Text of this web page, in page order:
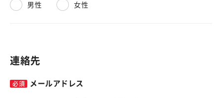
男性 女性
連絡先
メールアドレス